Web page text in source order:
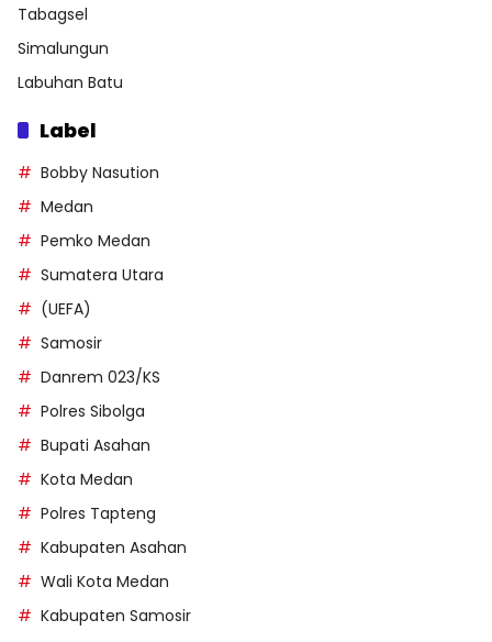
Tabagsel
Simalungun
Labuhan Batu
Label
Bobby Nasution
Medan
Pemko Medan
Sumatera Utara
(UEFA)
Samosir
Danrem 023/KS
Polres Sibolga
Bupati Asahan
Kota Medan
Polres Tapteng
Kabupaten Asahan
Wali Kota Medan
Kabupaten Samosir